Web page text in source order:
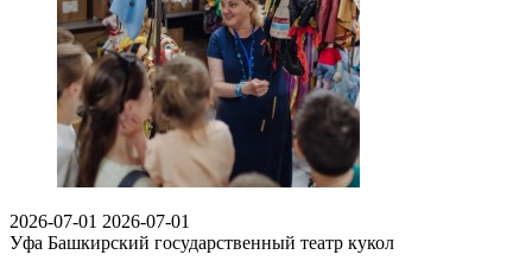
2026-07-01 2026-07-01
Уфа Башкирский государственный театр кукол